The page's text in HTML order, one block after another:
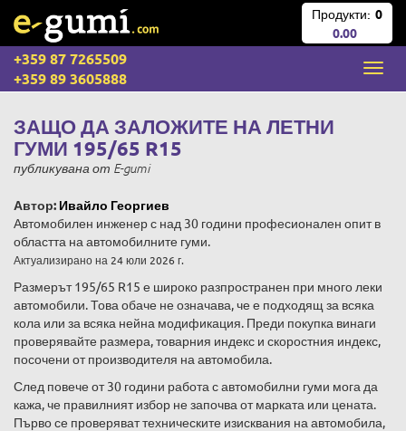
Продукти: 0
0.00
+359 87 7265509
+359 89 3605888
ЗАЩО ДА ЗАЛОЖИТЕ НА ЛЕТНИ
ГУМИ 195/65 R15
публикувана от E-gumi
Автор: Ивайло Георгиев
Автомобилен инженер с над 30 години професионален опит в
областта на автомобилните гуми.
Актуализирано на 24 юли 2026 г.
Размерът 195/65 R15 е широко разпространен при много леки
автомобили. Това обаче не означава, че е подходящ за всяка
кола или за всяка нейна модификация. Преди покупка винаги
проверявайте размера, товарния индекс и скоростния индекс,
посочени от производителя на автомобила.
След повече от 30 години работа с автомобилни гуми мога да
кажа, че правилният избор не започва от марката или цената.
Първо се проверяват техническите изисквания на автомобила,